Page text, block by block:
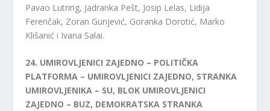
Pavao Lutring, Jadranka Pešt, Josip Lelas, Lidija
Ferenčak, Zoran Gunjević, Goranka Dorotić, Marko
Klišanić i Ivana Salai.
24. UMIROVLJENICI ZAJEDNO – POLITIČKA
PLATFORMA – UMIROVLJENICI ZAJEDNO, STRANKA
UMIROVLJENIKA – SU, BLOK UMIROVLJENICI
ZAJEDNO – BUZ, DEMOKRATSKA STRANKA